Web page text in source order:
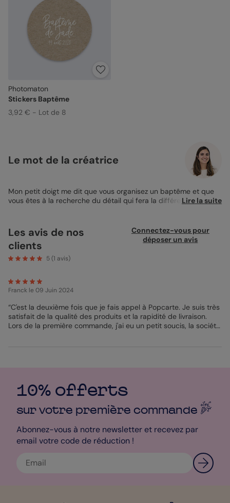
Photomaton
Stickers Baptême
3,92 € - Lot de 8
Le mot de la créatrice
Mon petit doigt me dit que vous organisez un baptême et que
vous êtes à la recherche du détail qui fera la différence. Eh bien
collection de papeterie baptême photomaton, cette vignette
autocollante est personnalisable avec le prénom de votre
enfant et la date du grand événement ! La jolie calligraphie
attirera l’oeil de vos destinataires dès la réception du courrier !
baptême. Vos invités seront ravis de voir que vous avez le sens
de l'esthétisme et du détail ! Le ton chiné du sticker se marira
parfaitement à des tons blanc et à un thème bohème chic.
Bénédicte - Pop Designer
Lire la suite
Les avis de nos
clients
5(1 avis)
Connectez-vous pour
déposer un avis
Franck le 09 Juin 2024
“C'est la deuxième fois que je fais appel à Popcarte. Je suis très
satisfait de la qualité des produits et la rapidité de livraison.
Lors de la première commande, j'ai eu un petit soucis, la société
10% offerts
sur votre première commande
Abonnez-vous à notre newsletter et recevez par
email votre code de réduction !